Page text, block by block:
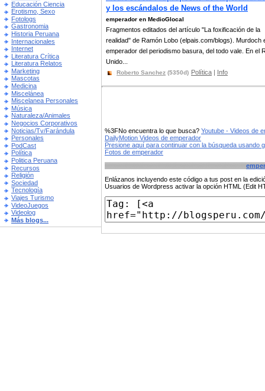
Educación Ciencia
Erotismo, Sexo
Fotologs
Gastronomia
Historia Peruana
Internacionales
Internet
Literatura Crítica
Literatura Relatos
Marketing
Mascotas
Medicina
Miscelánea
Miscelanea Personales
Música
Naturaleza/Animales
Negocios Corporativos
Noticias/Tv/Farándula
Personales
PodCast
Política
Politica Peruana
Recursos
Religión
Sociedad
Tecnología
Viajes Turismo
VideoJuegos
Videolog
Más blogs...
y los escándalos de News of the World
emperador en MedioGlocal
Fragmentos editados del artículo "La foxificación de la
realidad" de Ramón Lobo (elpais.com/blogs). Murdoch
emperador del periodismo basura, del todo vale. En el
Unido...
Roberto Sanchez (5350d) Política | Info
%3FNo encuentra lo que busca? Youtube - Videos de
DailyMotion Videos de emperador
Presione aquí para continuar con la búsqueda usando
Fotos de emperador
Enlázanos incluyendo este código a tus post en la
Usuarios de Wordpress activar la opción HTML (Edit